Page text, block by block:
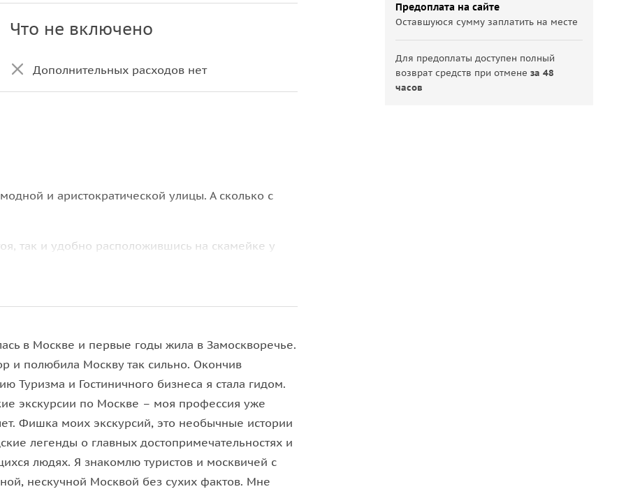
Что не включено
Дополнительных расходов нет
и аристократической улицы. А сколько с
так и удобно расположившись на скамейке у
открываются перед вами как на
они там делали;
роман»;
в Москве и первые годы жила в Замоскворечье.
и полюбила Москву так сильно. Окончив
Туризма и Гостиничного бизнеса я стала гидом.
экскурсии по Москве – моя профессия уже
Фишка моих экскурсий, это необычные истории
легенды о главных достопримечательностях и
людях. Я знакомлю туристов и москвичей с
нескучной Москвой без сухих фактов. Мне
Предоплата на сайте
Оставшуюся сумму заплатить на месте
Для предоплаты доступен полный
возврат средств при отменеза 48
часов